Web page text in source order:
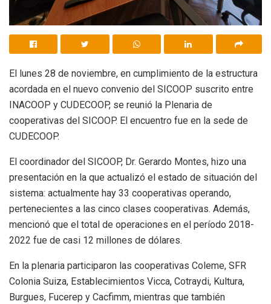
El lunes 28 de noviembre, en cumplimiento de la estructura
acordada en el nuevo convenio del SICOOP suscrito entre
INACOOP y CUDECOOP, se reunió la Plenaria de
cooperativas del SICOOP. El encuentro fue en la sede de
CUDECOOP.
El coordinador del SICOOP, Dr. Gerardo Montes, hizo una
presentación en la que actualizó el estado de situación del
sistema: actualmente hay 33 cooperativas operando,
pertenecientes a las cinco clases cooperativas. Además,
mencionó que el total de operaciones en el período 2018-
2022 fue de casi 12 millones de dólares.
En la plenaria participaron las cooperativas Coleme, SFR
Colonia Suiza, Establecimientos Vicca, Cotraydi, Kultura,
Burgues, Fucerep y Cacfimm, mientras que también